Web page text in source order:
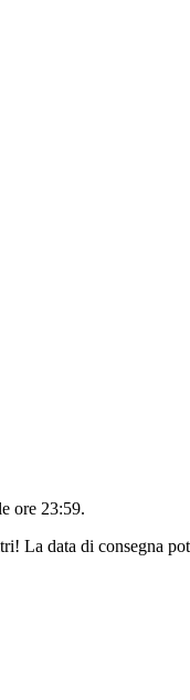
ore 23:59.
La data di consegna